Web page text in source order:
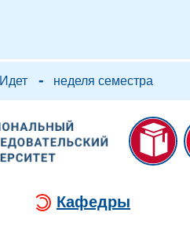
Идет - неделя семестра
Кафедры